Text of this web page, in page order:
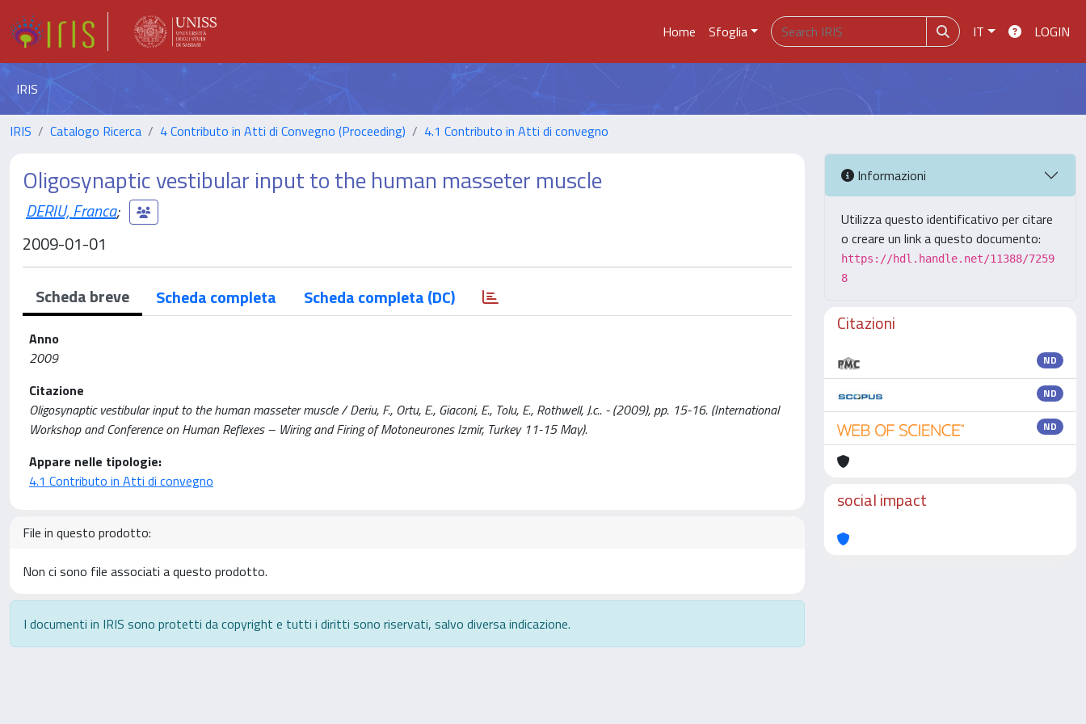
Home Sfoglia IT LOGIN
IRIS
IRIS Catalogo Ricerca 4 Contributo in Atti di Convegno (Proceeding) 4.1 Contributo in Atti di convegno
Oligosynaptic vestibular input to the human masseter muscle
DERIU, Franca;
2009-01-01
Scheda breve Scheda completa Scheda completa (DC)
Anno
2009
Citazione
Oligosynaptic vestibular input to the human masseter muscle / Deriu, F., Ortu, E., Giaconi, E., Tolu, E., Rothwell, J.c.. - (2009), pp. 15-16. (International
Workshop and Conference on Human Reflexes – Wiring and Firing of Motoneurones Izmir, Turkey 11-15 May).
Appare nelle tipologie:
4.1 Contributo in Atti di convegno
File in questo prodotto:
Non ci sono file associati a questo prodotto.
I documenti in IRIS sono protetti da copyright e tutti i diritti sono riservati, salvo diversa indicazione.
Informazioni
Utilizza questo identificativo per citare
o creare un link a questo documento:
https://hdl.handle.net/11388/7259
8
Citazioni
ND
ND
ND
social impact